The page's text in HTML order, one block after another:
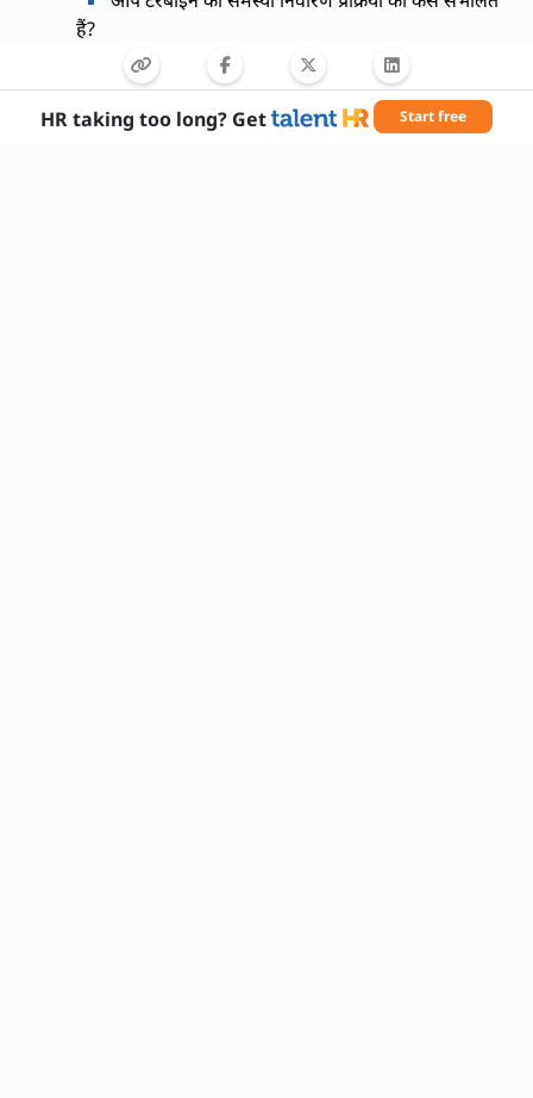
हैं?
आप सुरक्षा मानकों और उद्योग विनियमों का पालन कैसे
सुनिश्चित करते हैं?
आपने किसी जटिल मरम्मत कार्य को कैसे पूरा किया है?
HR taking too long? Get Start free